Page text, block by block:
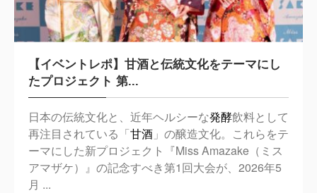
【イベントレポ】甘酒と伝統文化をテーマにし
たプロジェクト 第...
日本の伝統文化と、近年ヘルシーな発酵飲料として
再注目されている「甘酒 」の醸造文化。これらをテ
ーマにした新プロジェクト『Miss Amazake（ミス
アマザケ）』の記念すべき第1回大会が、2026年5
月 ...